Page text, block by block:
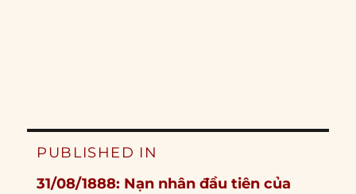
Post
PUBLISHED IN
31/08/1888: Nạn nhân đầu tiên của